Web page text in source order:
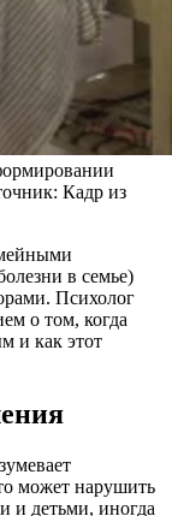
Кадр из
в семье)
Психолог
о том, когда
и как этот
может нарушить
и детьми, иногда